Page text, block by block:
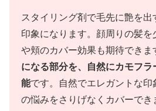
スタイリング剤で毛先に艶を
印象になります。顔周りの髪
や頬のカバー効果も期待できま
になる部分を、自然にカモフ
能です。自然でエレガントな印
の悩みをさりげなくカバーでき